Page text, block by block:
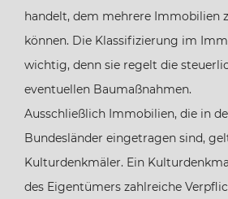
handelt, dem mehrere Immobilien
können. Die Klassifizierung im
wichtig, denn sie regelt die
eventuellen Baumaßnahmen.
Ausschließlich Immobilien, die in
Bundesländer eingetragen sind,
Kulturdenkmäler. Ein
des Eigentümers zahlreiche